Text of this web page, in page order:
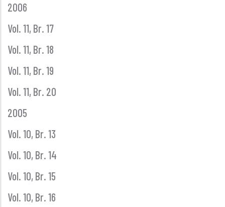
2006
Vol. 11, Br. 17
Vol. 11, Br. 18
Vol. 11, Br. 19
Vol. 11, Br. 20
2005
Vol. 10, Br. 13
Vol. 10, Br. 14
Vol. 10, Br. 15
Vol. 10, Br. 16